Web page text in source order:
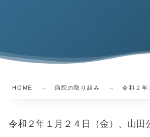
HOME 病院の取り組み 令和２
令和２年１月２４日（金）、山田